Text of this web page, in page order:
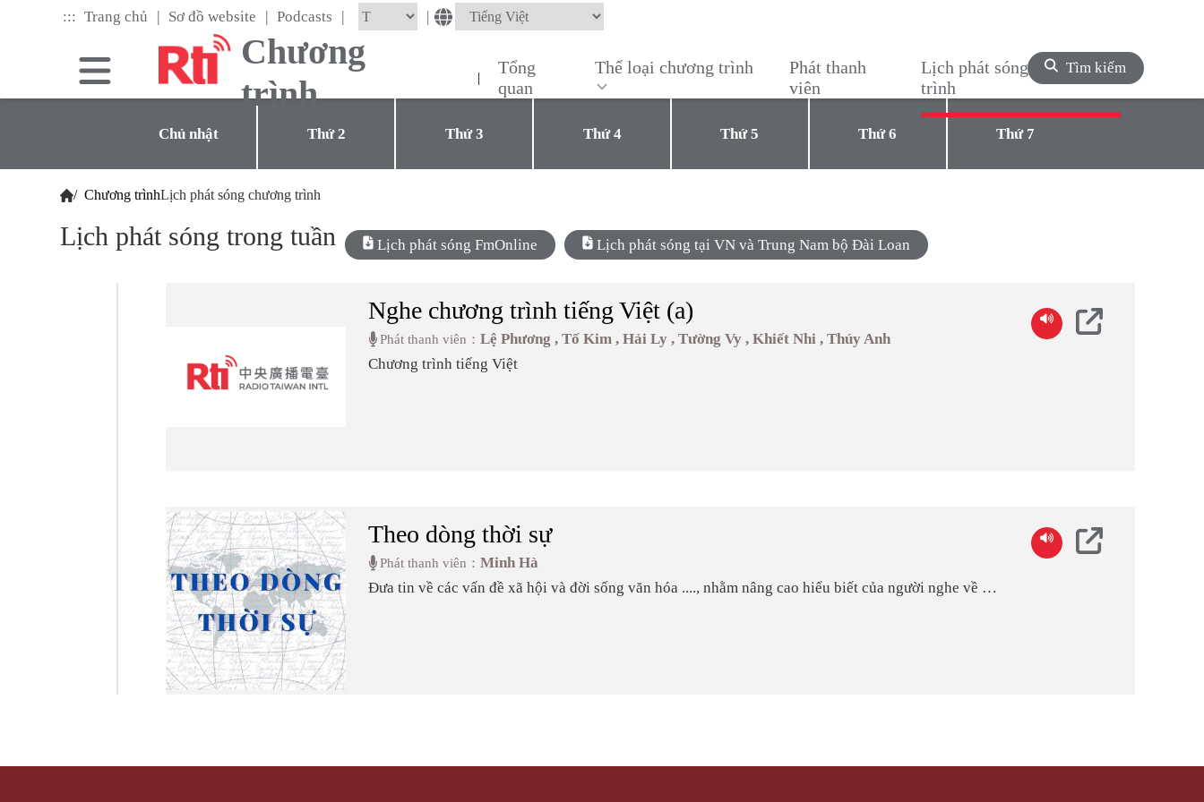
::: Trang chủ | Sơ đồ website | Podcasts | |
Chương
trình
|
Tổng
quan
Thể loại chương trình
Phát thanh
viên
Lịch phát sóng chương
trình
Tìm kiếm
Chủ nhật Thứ 2 Thứ 3 Thứ 4 Thứ 5 Thứ 6 Thứ 7
/Chương trìnhLịch phát sóng chương trình
Lịch phát sóng trong tuần Lịch phát sóng FmOnline Lịch phát sóng tại VN và Trung Nam bộ Đài Loan
Nghe chương trình tiếng Việt (a)
Phát thanh viên：Lệ Phương , Tố Kim , Hải Ly , Tường Vy , Khiết Nhi , Thúy Anh
Chương trình tiếng Việt
Theo dòng thời sự
Phát thanh viên：Minh Hà
Đưa tin về các vấn đề xã hội và đời sống văn hóa ...., nhằm nâng cao hiểu biết của người nghe về xu